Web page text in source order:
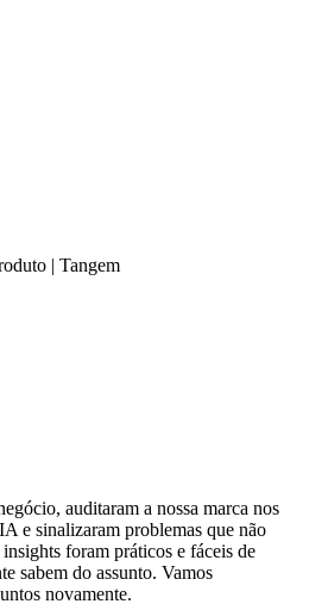
| Tangem
auditaram a nossa marca nos
e sinalizaram problemas que não
foram práticos e fáceis de
sabem do assunto. Vamos
novamente.